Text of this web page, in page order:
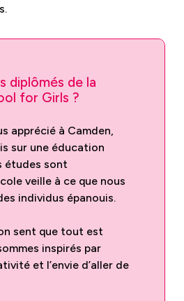
diplômés de la
for Girls ?
apprécié à Camden,
sur une éducation
études sont
veille à ce que nous
individus épanouis.
sent que tout est
inspirés par
et l’envie d’aller de